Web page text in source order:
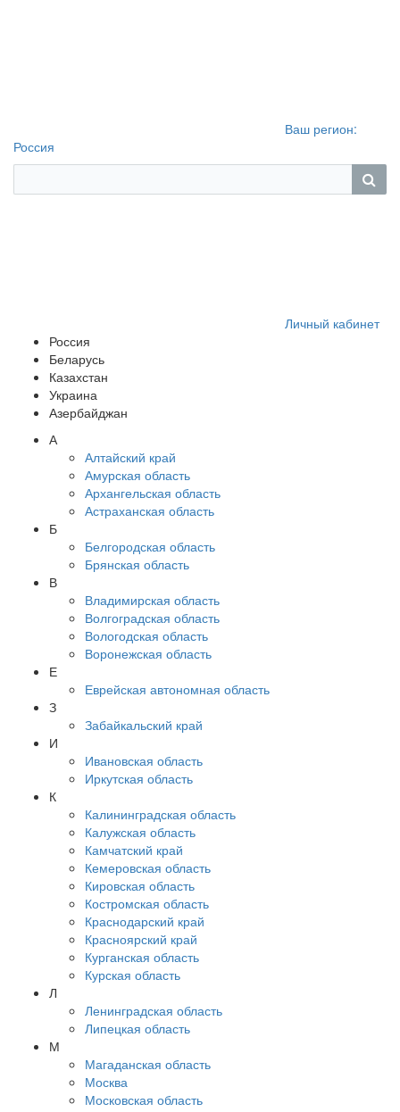
Ваш регион:
Россия
Личный кабинет
Россия
Беларусь
Казахстан
Украина
Азербайджан
А
Алтайский край
Амурская область
Архангельская область
Астраханская область
Б
Белгородская область
Брянская область
В
Владимирская область
Волгоградская область
Вологодская область
Воронежская область
Е
Еврейская автономная область
З
Забайкальский край
И
Ивановская область
Иркутская область
К
Калининградская область
Калужская область
Камчатский край
Кемеровская область
Кировская область
Костромская область
Краснодарский край
Красноярский край
Курганская область
Курская область
Л
Ленинградская область
Липецкая область
М
Магаданская область
Москва
Московская область